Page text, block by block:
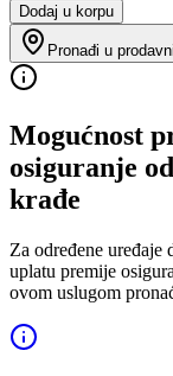
Dodaj u korpu
Pronađi u
Mogućnost
osiguranje
krađe
Za određene uređaje
uplatu premije
ovom uslugom